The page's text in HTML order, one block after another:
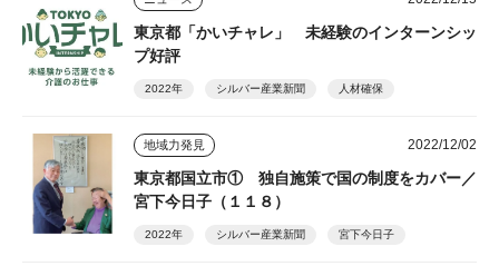
東京都「かいチャレ」 未経験のインターンシッ
プ好評
2022年 シルバー産業新聞 人材確保
地域力発見 2022/12/02
東京都国立市① 独自施策で国の制度をカバー／
宮下今日子（１１８）
2022年 シルバー産業新聞 宮下今日子